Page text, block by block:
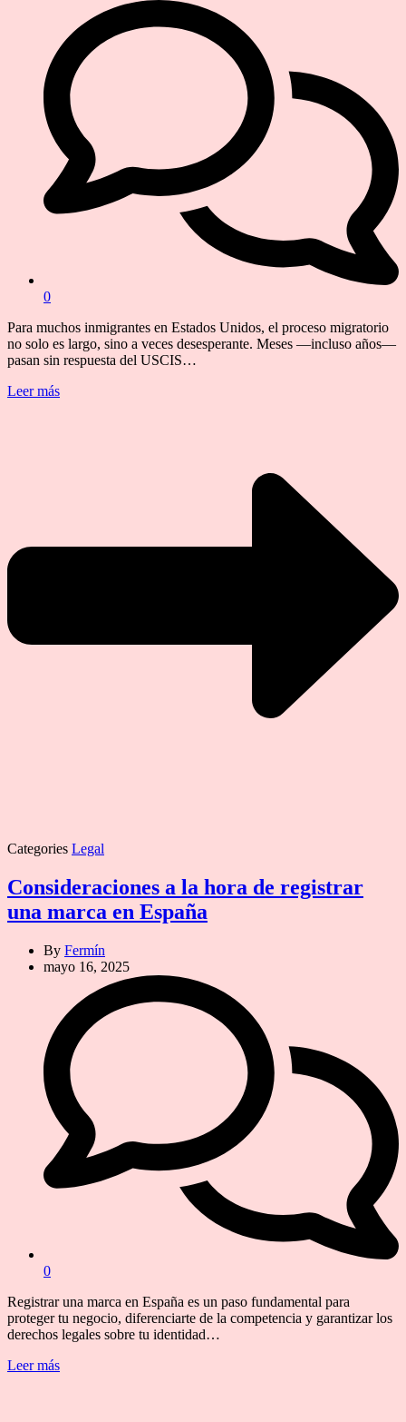
0
Para muchos inmigrantes en Estados Unidos, el proceso migratorio
no solo es largo, sino a veces desesperante. Meses —incluso años—
pasan sin respuesta del USCIS…
Leer más
Categories Legal
Consideraciones a la hora de registrar
una marca en España
By Fermín
mayo 16, 2025
0
Registrar una marca en España es un paso fundamental para
proteger tu negocio, diferenciarte de la competencia y garantizar los
derechos legales sobre tu identidad…
Leer más